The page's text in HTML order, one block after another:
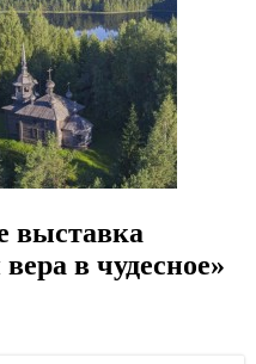
выставка
в чудесное»